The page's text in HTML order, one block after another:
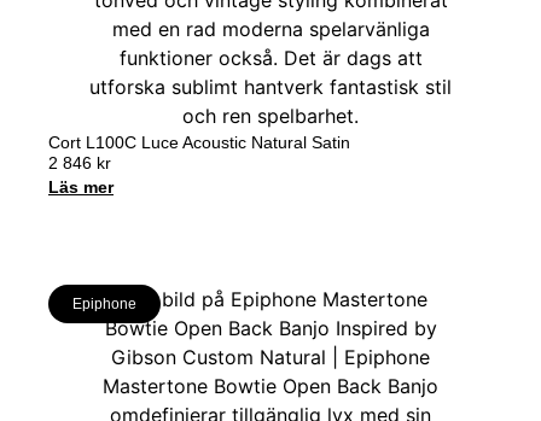
Cort L100C Luce Acoustic Natural Satin
2 846 kr
Läs mer
Epiphone